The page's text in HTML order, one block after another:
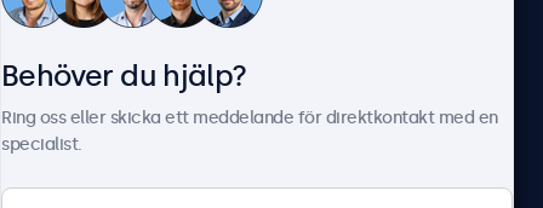
Kundtjänst
Behöver du hjälp?
Ring oss eller skicka ett meddelande för direktkontakt med en
specialist.